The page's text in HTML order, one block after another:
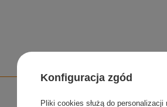
Konfiguracja zgód
Pliki cookies służą do